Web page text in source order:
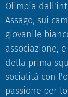
Olimpia
Assago, sui
giovanile
associazione,
della prima
socialità con
passione per